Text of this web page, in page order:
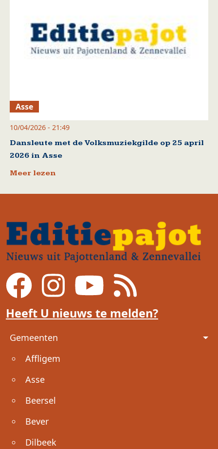
Asse
10/04/2026 - 21:49
Dansleute met de Volksmuziekgilde op 25 april
2026 in Asse
Meer lezen
Heeft U nieuws te melden?
Voet
Gemeenten
Affligem
Asse
Beersel
Bever
Dilbeek